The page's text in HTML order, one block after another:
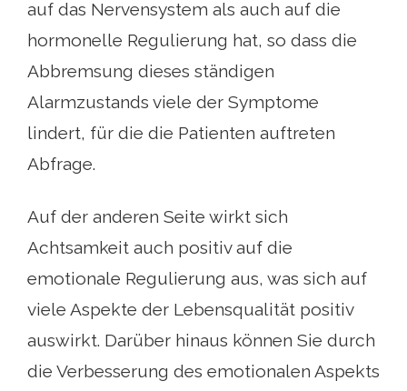
auf das Nervensystem als auch auf die
hormonelle Regulierung hat, so dass die
Abbremsung dieses ständigen
Alarmzustands viele der Symptome
lindert, für die die Patienten auftreten
Abfrage.
Auf der anderen Seite wirkt sich
Achtsamkeit auch positiv auf die
emotionale Regulierung aus, was sich auf
viele Aspekte der Lebensqualität positiv
auswirkt. Darüber hinaus können Sie durch
die Verbesserung des emotionalen Aspekts